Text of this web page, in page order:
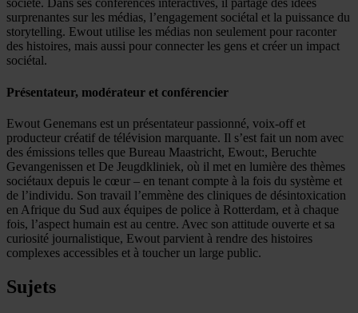
société. Dans ses conférences interactives, il partage des idées
surprenantes sur les médias, l’engagement sociétal et la puissance du
storytelling. Ewout utilise les médias non seulement pour raconter
des histoires, mais aussi pour connecter les gens et créer un impact
sociétal.
Présentateur, modérateur et conférencier
Ewout Genemans est un présentateur passionné, voix-off et
producteur créatif de télévision marquante. Il s’est fait un nom avec
des émissions telles que Bureau Maastricht, Ewout:, Beruchte
Gevangenissen et De Jeugdkliniek, où il met en lumière des thèmes
sociétaux depuis le cœur – en tenant compte à la fois du système et
de l’individu. Son travail l’emmène des cliniques de désintoxication
en Afrique du Sud aux équipes de police à Rotterdam, et à chaque
fois, l’aspect humain est au centre. Avec son attitude ouverte et sa
curiosité journalistique, Ewout parvient à rendre des histoires
complexes accessibles et à toucher un large public.
Sujets